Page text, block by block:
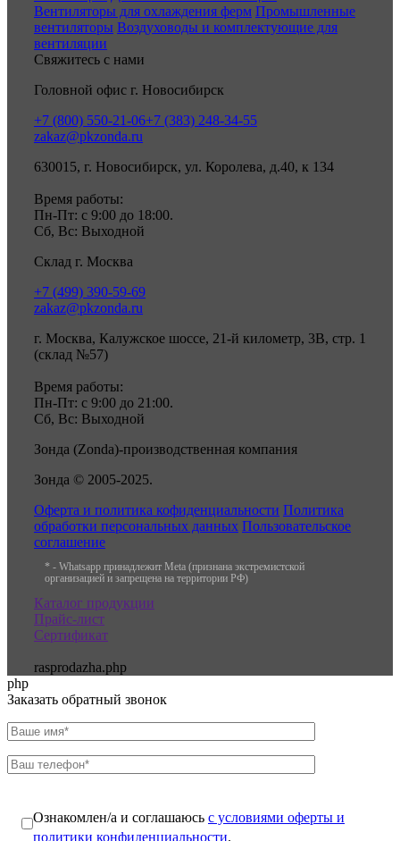
Вентиляторы для охлаждения ферм Промышленные
вентиляторы Воздуховоды и комплектующие для
вентиляции
Свяжитесь с нами
Головной офис г. Новосибирск
+7 (800) 550-21-06+7 (383) 248-34-55
zakaz@pkzonda.ru
630015, г. Новосибирск, ул. Королева, д.40, к 134
Время работы:
Пн-Пт: с 9:00 до 18:00.
Сб, Вс: Выходной
Склад г. Москва
+7 (499) 390-59-69
zakaz@pkzonda.ru
г. Москва, Калужское шоссе, 21-й километр, 3В, стр. 1
(склад №57)
Время работы:
Пн-Пт: с 9:00 до 21:00.
Сб, Вс: Выходной
Зонда (Zonda)-производственная компания
Зонда © 2005-2025.
Оферта и политика кофиденциальности Политика
обработки персональных данных Пользовательское
соглашение
* - Whatsapp принадлежит Meta (признана экстремистской
организацией и запрещена на территории РФ)
Каталог продукции
Прайс-лист
Сертификат
rasprodazha.php
php
Заказать обратный звонок
Ознакомлен/а и соглашаюсь с условиями оферты и
политики конфиденциальности.